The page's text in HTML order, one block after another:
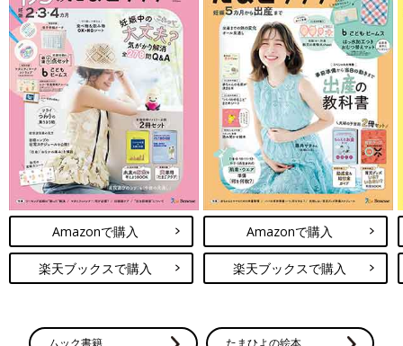
Amazonで購入
楽天ブックスで購入
Amazonで購入
楽天ブックスで購入
ムック書籍 たまひよの絵本